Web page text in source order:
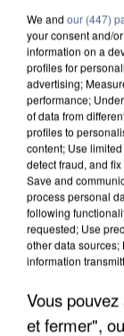
DE FAUNE
We and our (447)
your consent and/
information on a
profiles for
advertising;
performance;
of data from
profiles to
content; Use
detect fraud, and
Save and
process personal
following
requested; Use
other data sources;
information
Vous
et fermer",